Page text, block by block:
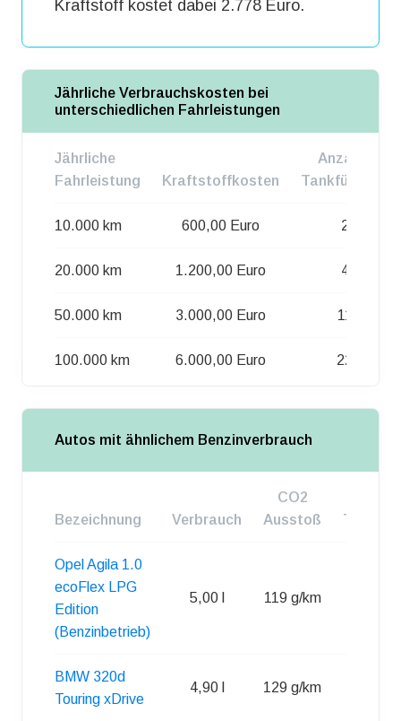
Kraftstoff kostet dabei 2.778 Euro.
Jährliche Verbrauchskosten bei
unterschiedlichen Fahrleistungen
Jährliche
Fahrleistung
Kraftstoffkosten
Anzahl d.
Tankfüllungen
10.000 km 600,00 Euro 22
20.000 km 1.200,00 Euro 44
50.000 km 3.000,00 Euro 111
100.000 km 6.000,00 Euro 223
Autos mit ähnlichem Benzinverbrauch
Bezeichnung Verbrauch
CO2
Ausstoß
Opel Agila 1.0
ecoFlex LPG
Edition
(Benzinbetrieb)
5,00 l 119 g/km
BMW 320d
Touring xDrive
4,90 l 129 g/km